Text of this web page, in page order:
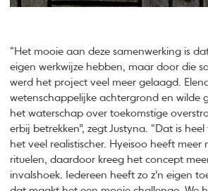
“Het mooie aan deze samenwerking is
eigen werkwijze hebben, maar door die
werd het project veel meer gelaagd.
wetenschappelijke achtergrond en wilde
het waterschap over toekomstige
erbij betrekken”, zegt Justyna. “Dat is
het veel realistischer. Hyeisoo heeft meer
rituelen, daardoor kreeg het concept
invalshoek. Iedereen heeft zo z’n eigen